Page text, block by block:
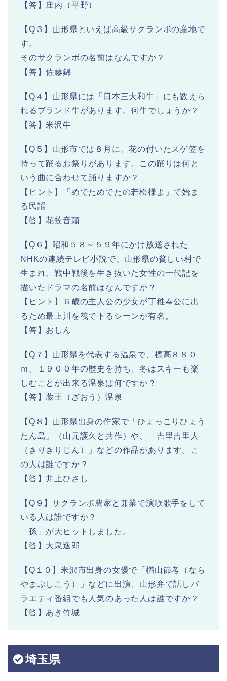
【答】庄内（平野）
【Q３】山形県といえば高級サクランボの産地で
す。
そのサクランボの名前はなんですか？
【答】佐藤錦
【Q４】山形県には「日本三大和牛」にも数えら
れるブランド牛があります。何牛でしょうか？
【答】米沢牛
【Q５】山形市では８月に、花の付いたスゲ笠を
持って踊るお祭りがあります。この踊りは何と
いう曲に合わせて踊りますか？
【ヒント】「めでためでたの若松様よ」で始ま
る民謡
【答】花笠音頭
【Q６】昭和５８～５９年にかけ放送された
NHKの連続テレビ小説で、山形県の貧しい村で
生まれ、戦中戦後を生き抜いた女性の一代記を
描いたドラマの名前はなんですか？
【ヒント】６歳の主人公の少女が丁稚奉公に出
るため最上川を筏で下るシーンが有名。
【答】おしん
【Q７】山形県を代表する温泉で、標高８８０
ｍ、１９００年の歴史を持ち、冬はスキーも楽
しむことが出来る温泉は何ですか？
【答】蔵王（ざおう）温泉
【Q８】山形県出身の作家で「ひょっこりひょう
たん島」（山元護久と共作）や、「吉里吉里人
（きりきりじん）」などの作品があります。こ
の人は誰ですか？
【答】井上ひさし
【Q９】サクランボ農家と兼業で演歌歌手をして
いる人は誰ですか？
「孫」が大ヒットしました。
【答】大泉逸郎
【Q１０】米沢市出身の女優で「楢山節考（なら
やまぶしこう）」などに出演、山形弁で話しバ
ラエティ番組でも人気のあった人は誰ですか？
【答】あき竹城
埼玉県